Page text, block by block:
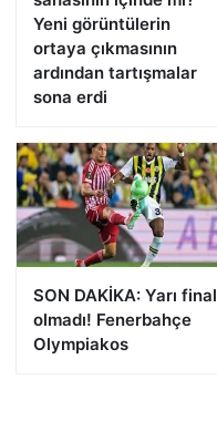
Yeni görüntülerin
ortaya çıkmasının
ardından tartışmalar
sona erdi
SON DAKİKA: Yarı final
olmadı! Fenerbahçe
Olympiakos